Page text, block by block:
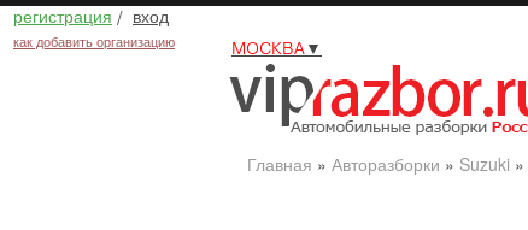
регистрация / вход
как добавить организацию МОСКВА▼
Главная » Авторазборки » Suzuki»